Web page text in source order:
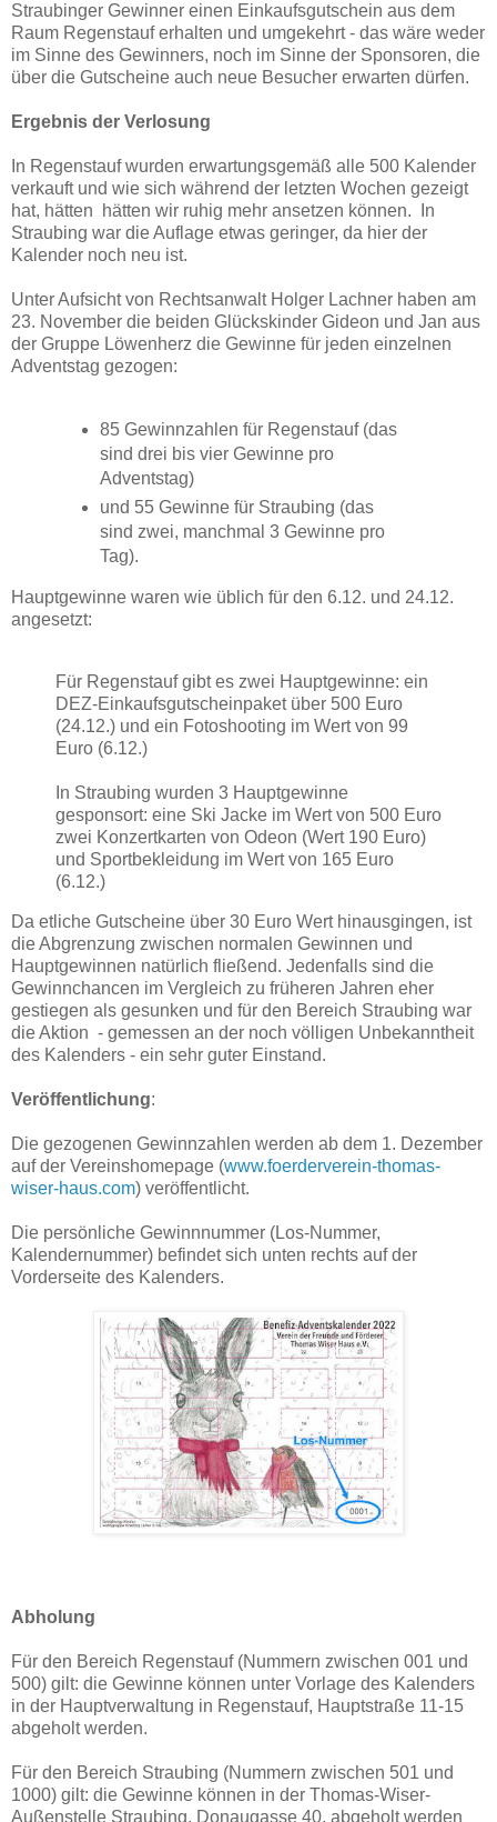
Straubinger Gewinner einen Einkaufsgutschein aus dem
Raum Regenstauf erhalten und umgekehrt - das wäre weder
im Sinne des Gewinners, noch im Sinne der Sponsoren, die
über die Gutscheine auch neue Besucher erwarten dürfen.
Ergebnis der Verlosung
In Regenstauf wurden erwartungsgemäß alle 500 Kalender
verkauft und wie sich während der letzten Wochen gezeigt
hat, hätten hätten wir ruhig mehr ansetzen können. In
Straubing war die Auflage etwas geringer, da hier der
Kalender noch neu ist.
Unter Aufsicht von Rechtsanwalt Holger Lachner haben am
23. November die beiden Glückskinder Gideon und Jan aus
der Gruppe Löwenherz die Gewinne für jeden einzelnen
Adventstag gezogen:
85 Gewinnzahlen für Regenstauf (das
sind drei bis vier Gewinne pro
Adventstag)
und 55 Gewinne für Straubing (das
sind zwei, manchmal 3 Gewinne pro
Tag).
Hauptgewinne waren wie üblich für den 6.12. und 24.12.
angesetzt:
Für Regenstauf gibt es zwei Hauptgewinne: ein
DEZ-Einkaufsgutscheinpaket über 500 Euro
(24.12.) und ein Fotoshooting im Wert von 99
Euro (6.12.)
In Straubing wurden 3 Hauptgewinne
gesponsort: eine Ski Jacke im Wert von 500 Euro
zwei Konzertkarten von Odeon (Wert 190 Euro)
und Sportbekleidung im Wert von 165 Euro
(6.12.)
Da etliche Gutscheine über 30 Euro Wert hinausgingen, ist
die Abgrenzung zwischen normalen Gewinnen und
Hauptgewinnen natürlich fließend. Jedenfalls sind die
Gewinnchancen im Vergleich zu früheren Jahren eher
gestiegen als gesunken und für den Bereich Straubing war
die Aktion - gemessen an der noch völligen Unbekanntheit
des Kalenders - ein sehr guter Einstand.
Veröffentlichung:
Die gezogenen Gewinnzahlen werden ab dem 1. Dezember
auf der Vereinshomepage (www.foerderverein-thomas-
wiser-haus.com) veröffentlicht.
Die persönliche Gewinnnummer (Los-Nummer,
Kalendernummer) befindet sich unten rechts auf der
Vorderseite des Kalenders.
Abholung
Für den Bereich Regenstauf (Nummern zwischen 001 und
500) gilt: die Gewinne können unter Vorlage des Kalenders
in der Hauptverwaltung in Regenstauf, Hauptstraße 11-15
abgeholt werden.
Für den Bereich Straubing (Nummern zwischen 501 und
1000) gilt: die Gewinne können in der Thomas-Wiser-
Außenstelle Straubing, Donaugasse 40, abgeholt werden